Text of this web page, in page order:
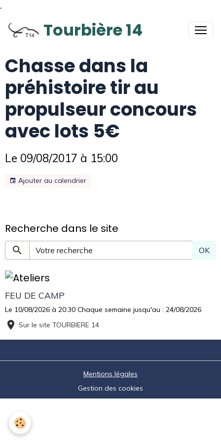
Tourbière 14
Chasse dans la
préhistoire tir au
propulseur concours
avec lots 5€
Le 09/08/2017 à 15:00
Ajouter au calendrier
Recherche dans le site
OK
FEU DE CAMP
Le 10/08/2026 à 20:30 Chaque semaine jusqu'au : 24/08/2026
Sur le site TOURBIERE 14
Mentions légales
Gestion des cookies